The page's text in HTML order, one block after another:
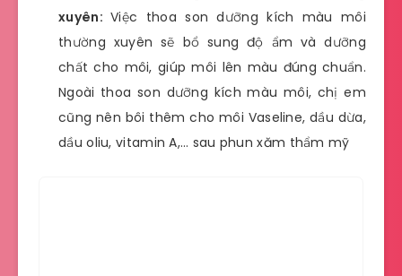
xuyên:Việc thoa son dưỡng kích màu môi
thường xuyên sẽ bổ sung độ ẩm và dưỡng
chất cho môi, giúp môi lên màu đúng chuẩn.
Ngoài thoa son dưỡng kích màu môi, chị em
cũng nên bôi thêm cho môi Vaseline, dầu dừa,
dầu oliu, vitamin A,… sau phun xăm thẩm mỹ